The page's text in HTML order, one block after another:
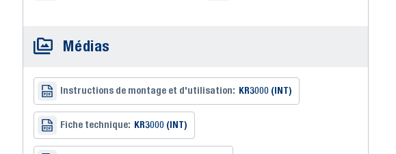
Médias
Instructions de montage et d'utilisation: KR3000 (INT)
Fiche technique: KR3000 (INT)